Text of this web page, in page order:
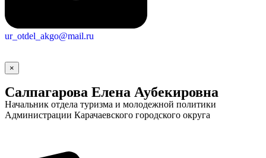
ur_otdel_akgo@mail.ru
×
Салпагарова Елена Аубекировна
Начальник отдела туризма и молодежной политики
Администрации Карачаевского городского округа